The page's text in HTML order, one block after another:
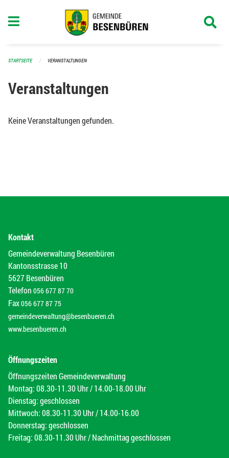
STARTSEITE VERANSTALTUNGEN
Veranstaltungen
Keine Veranstaltungen gefunden.
Kontakt
Gemeindeverwaltung Besenbüren
Kantonsstrasse 10
5627 Besenbüren
Telefon 056 677 87 70
Fax056 677 87 75
gemeindeverwaltung@besenbueren.ch
www.besenbueren.ch
Öffnungszeiten
Öffnungszeiten Gemeindeverwaltung
Montag: 08.30-11.30 Uhr / 14.00-18.00 Uhr
Dienstag: geschlossen
Mittwoch: 08.30-11.30 Uhr / 14.00-16.00
Donnerstag: geschlossen
Freitag: 08.30-11.30 Uhr / Nachmittag geschlossen